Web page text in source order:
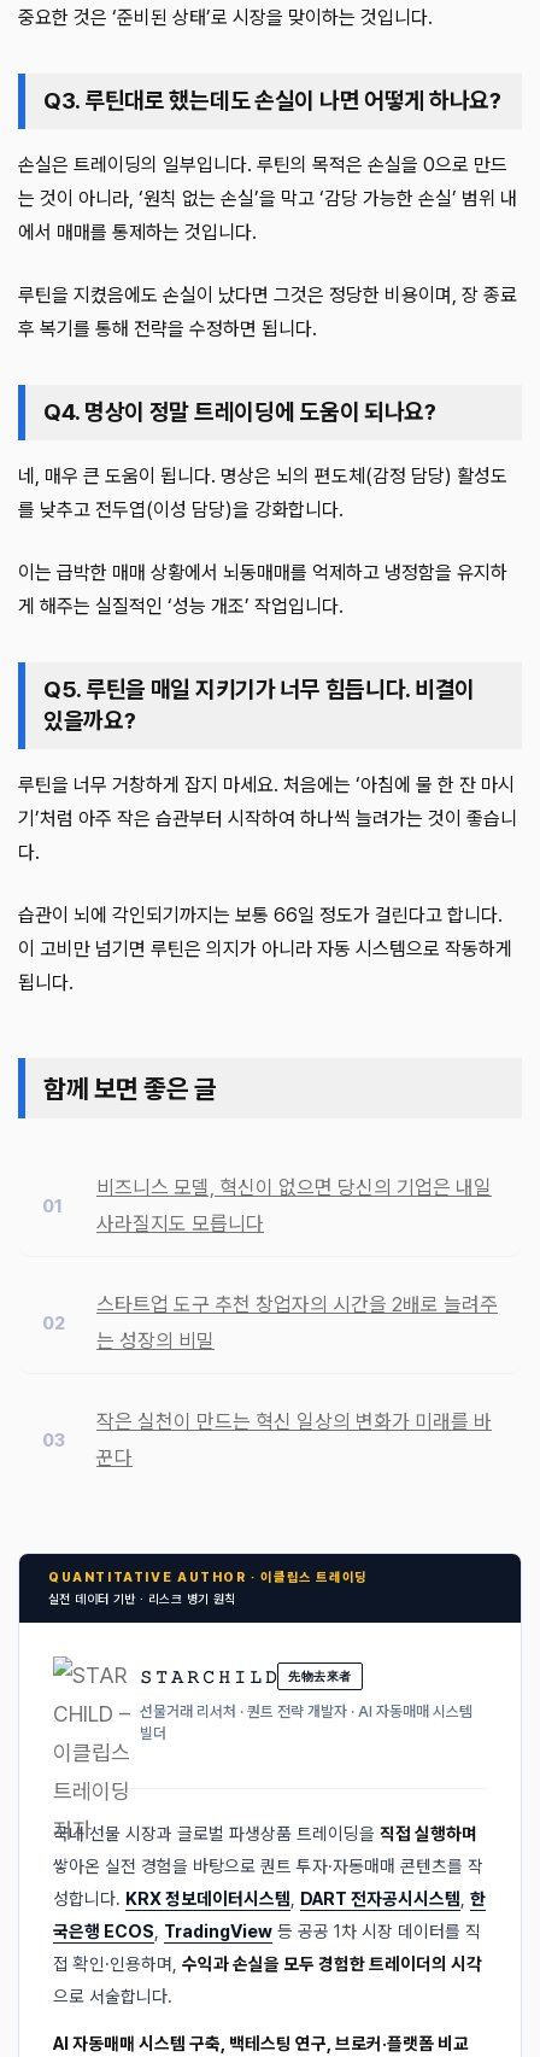
중요한 것은 ‘준비된 상태’로 시장을 맞이하는 것입니다.
Q3. 루틴대로 했는데도 손실이 나면 어떻게 하나요?
손실은 트레이딩의 일부입니다. 루틴의 목적은 손실을 0으로 만드
는 것이 아니라, ‘원칙 없는 손실’을 막고 ‘감당 가능한 손실’ 범위 내
에서 매매를 통제하는 것입니다.
루틴을 지켰음에도 손실이 났다면 그것은 정당한 비용이며, 장 종료
후 복기를 통해 전략을 수정하면 됩니다.
Q4. 명상이 정말 트레이딩에 도움이 되나요?
네, 매우 큰 도움이 됩니다. 명상은 뇌의 편도체(감정 담당) 활성도
를 낮추고 전두엽(이성 담당)을 강화합니다.
이는 급박한 매매 상황에서 뇌동매매를 억제하고 냉정함을 유지하
게 해주는 실질적인 ‘성능 개조’ 작업입니다.
Q5. 루틴을 매일 지키기가 너무 힘듭니다. 비결이
있을까요?
루틴을 너무 거창하게 잡지 마세요. 처음에는 ‘아침에 물 한 잔 마시
기’처럼 아주 작은 습관부터 시작하여 하나씩 늘려가는 것이 좋습니
다.
습관이 뇌에 각인되기까지는 보통 66일 정도가 걸린다고 합니다.
이 고비만 넘기면 루틴은 의지가 아니라 자동 시스템으로 작동하게
됩니다.
함께 보면 좋은 글
비즈니스 모델, 혁신이 없으면 당신의 기업은 내일
사라질지도 모릅니다
스타트업 도구 추천 창업자의 시간을 2배로 늘려주
는 성장의 비밀
작은 실천이 만드는 혁신 일상의 변화가 미래를 바
꾼다
QUANTITATIVE AUTHOR · 이클립스 트레이딩
실전 데이터 기반 · 리스크 병기 원칙
𝚂 𝚃 𝙰 𝚁 𝙲 𝙷 𝙸 𝙻 𝙳 先物去來者
선물거래 리서처 · 퀀트 전략 개발자 · AI 자동매매 시스템
빌더
국내 선물 시장과 글로벌 파생상품 트레이딩을 직접 실행하며
쌓아온 실전 경험을 바탕으로 퀀트 투자·자동매매 콘텐츠를 작
성합니다. KRX 정보데이터시스템, DART 전자공시시스템, 한
국은행 ECOS, TradingView 등 공공 1차 시장 데이터를 직
접 확인·인용하며, 수익과 손실을 모두 경험한 트레이더의 시각
으로 서술합니다.
AI 자동매매 시스템 구축, 백테스팅 연구, 브로커·플랫폼 비교